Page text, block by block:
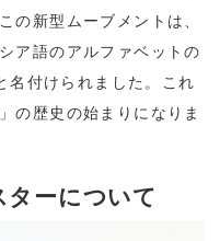
の新型ムーブメントは、
ア語のアルファベットの
付けられました。これ
の歴史の始まりになりま
ターについて